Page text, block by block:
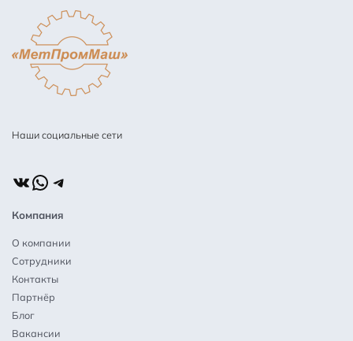
Наши социальные сети
ВКонтакте
WhatsApp
Telegram
Компания
О компании
Сотрудники
Контакты
Партнёр
Блог
Вакансии